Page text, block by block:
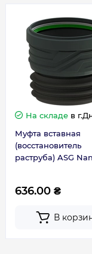
На складе в
Муфта вставная
(восстановитель
раструба) ASG
636.00 ₴
В